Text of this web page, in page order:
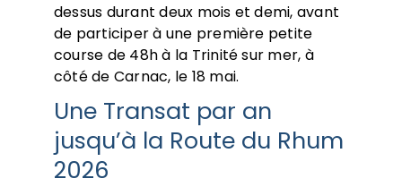
dessus durant deux mois et demi, avant
de participer à une première petite
course de 48h à la Trinité sur mer, à
côté de Carnac, le 18 mai.
Une Transat par an
jusqu’à la Route du Rhum
2026